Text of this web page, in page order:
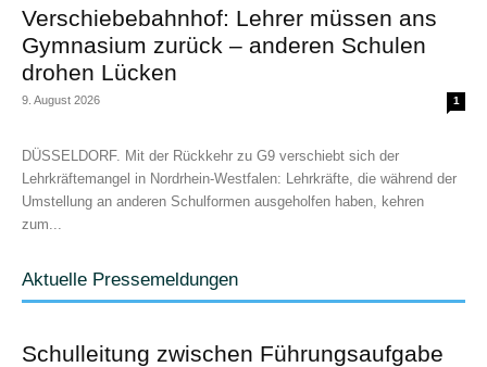
Verschiebebahnhof: Lehrer müssen ans
Gymnasium zurück – anderen Schulen
drohen Lücken
9. August 2026 1
DÜSSELDORF. Mit der Rückkehr zu G9 verschiebt sich der
Lehrkräftemangel in Nordrhein-Westfalen: Lehrkräfte, die während der
Umstellung an anderen Schulformen ausgeholfen haben, kehren
zum...
Aktuelle Pressemeldungen
Schulleitung zwischen Führungsaufgabe